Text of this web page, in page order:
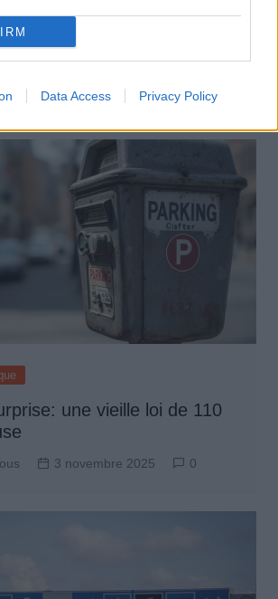
Data Access Privacy Policy
conducteurs perdent leur
volant selon une étude
15 janvier 2026 0
une vieille loi de 110
3 novembre 2025 0